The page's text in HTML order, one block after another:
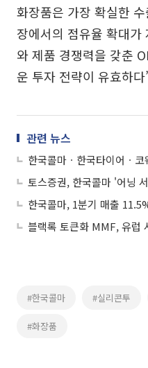
화장품은 가장 확실한
장에서의 점유율 확대
와 제품 경쟁력을 갖춘
운 투자 전략이 유효하
관련 뉴스
한국콜마ㆍ한국타이어ㆍ코
블랙록 토큰화 MMF, 유럽
#한국콜마 #실리콘투
#화장품